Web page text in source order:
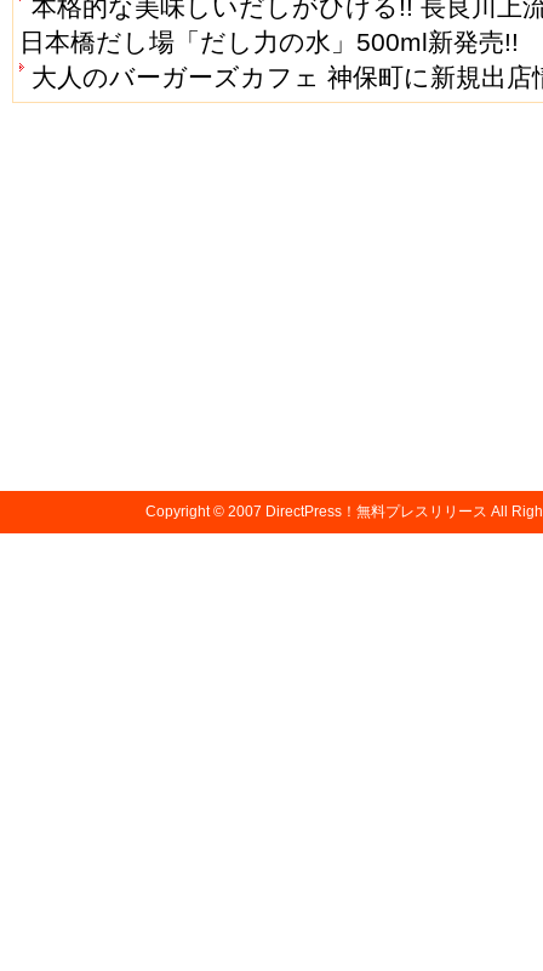
本格的な美味しいだしがひける!! 長良川上
日本橋だし場「だし力の水」500ml新発売!!
大人のバーガーズカフェ 神保町に新規出店
Copyright © 2007 DirectPress！無料プレスリリース All